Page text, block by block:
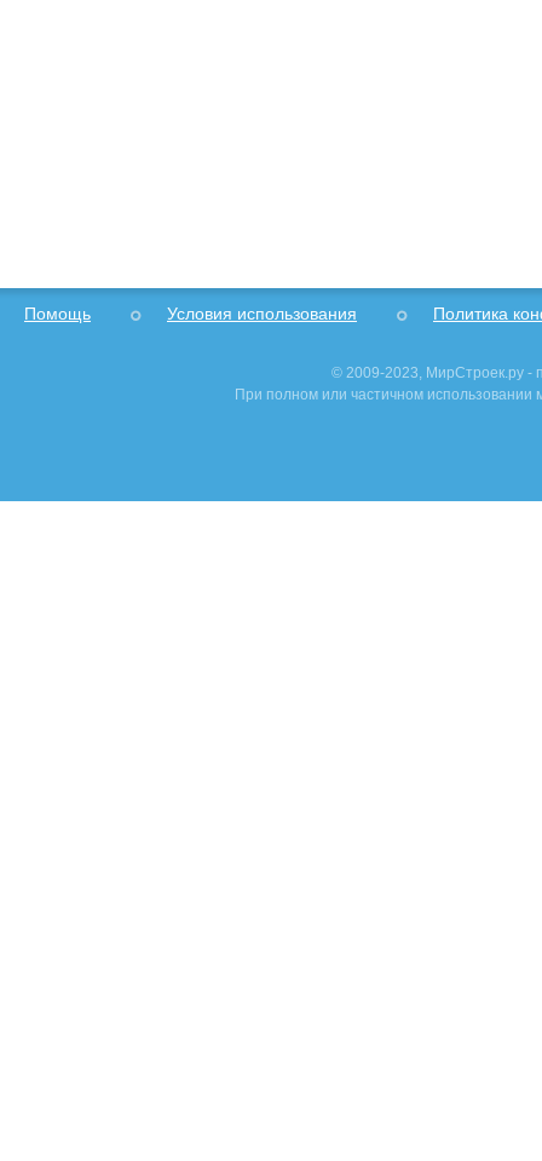
Помощь Условия использования Политика
© 2009-2023, МирСтроек.ру -
При полном или частичном использовании